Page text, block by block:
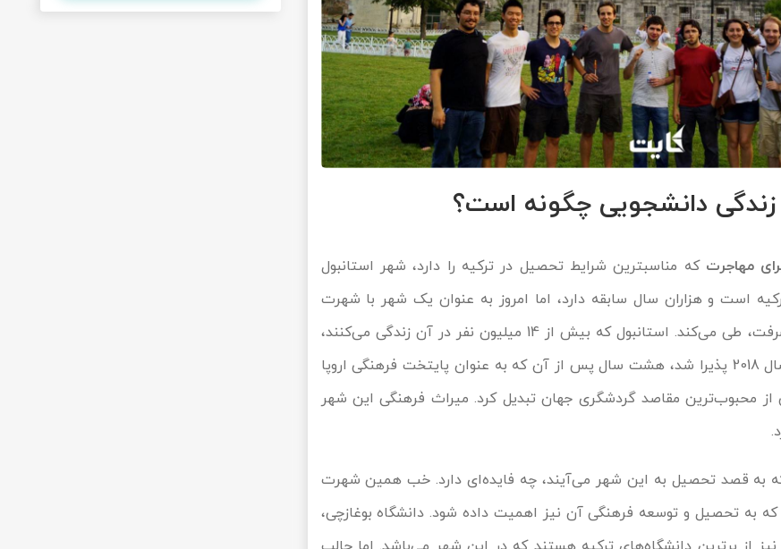
زندگی دانشجویی چگونه است؟
مهاجرت که مناسبترین شرایط تحصیل در ترکیه را دارد، شهر استانبول
است و هزاران سال سابقه دارد، اما امروز به عنوان یک شهر با شهرت
جهانی با سیر صعودی را برای پیشرفت، طی می‌کند. استانبول که بیش از 14 میلیون نفر در آن زندگی می‌کنند،
تقریباً 40 میلیون گردشگر را در سال 2018 پذیرا شد، هشت سال پس از آن که به عنوان پایتخت فرهنگی اروپا
از محبوب‌ترین مقاصد گردشگری جهان تبدیل کرد. میراث فرهنگی این شهر
که به قصد تحصیل به این شهر می‌آیند، چه فایده‌ای دارد. خب همین شهرت
به تحصیل و توسعه فرهنگی آن نیز اهمیت داده شود. دانشگاه بوغازچی،